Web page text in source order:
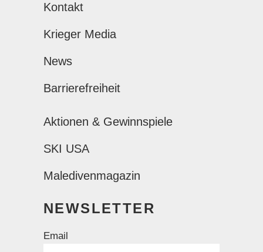
Kontakt
Krieger Media
News
Barrierefreiheit
Aktionen & Gewinnspiele
SKI USA
Maledivenmagazin
NEWSLETTER
Email